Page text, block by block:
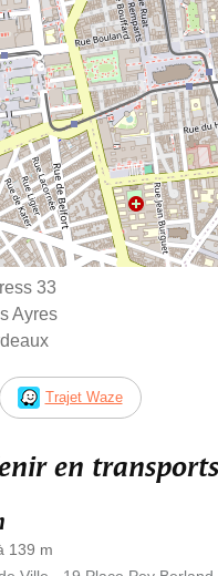
33
Ayres
Trajet Waze
en
139 m